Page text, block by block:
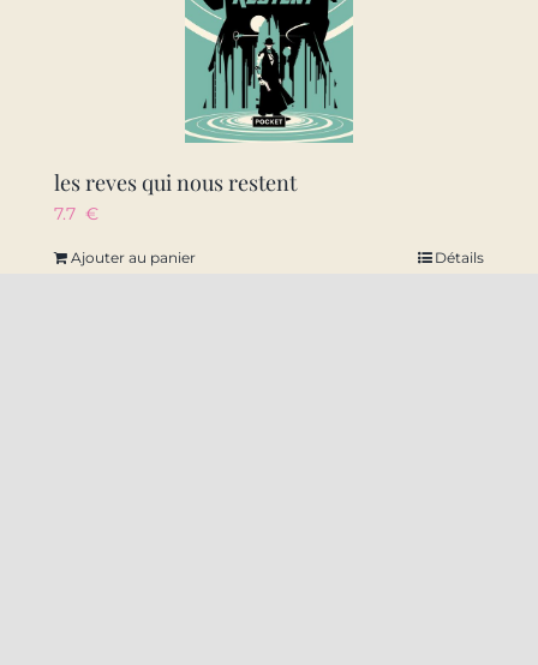
les reves qui nous restent
7.7 €
Ajouter au panier Détails